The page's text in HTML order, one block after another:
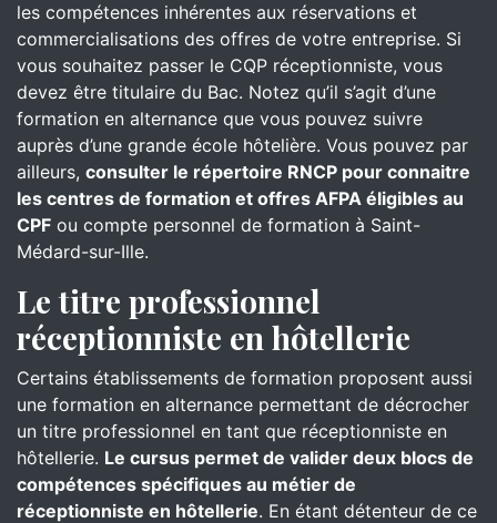
les compétences inhérentes aux réservations et
commercialisations des offres de votre entreprise. Si
vous souhaitez passer le CQP réceptionniste, vous
devez être titulaire du Bac. Notez qu’il s’agit d’une
formation en alternance que vous pouvez suivre
auprès d’une grande école hôtelière. Vous pouvez par
ailleurs, consulter le répertoire RNCP pour connaitre
les centres de formation et offres AFPA éligibles au
CPF ou compte personnel de formation à Saint-
Médard-sur-Ille.
Le titre professionnel
réceptionniste en hôtellerie
Certains établissements de formation proposent aussi
une formation en alternance permettant de décrocher
un titre professionnel en tant que réceptionniste en
hôtellerie. Le cursus permet de valider deux blocs de
compétences spécifiques au métier de
réceptionniste en hôtellerie. En étant détenteur de ce